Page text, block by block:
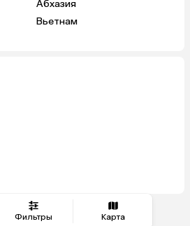
Фильтры Карта
Абхазия
Вьетнам